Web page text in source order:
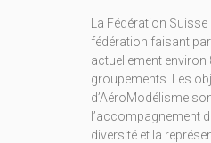
La Fédération
fédération faisant
actuellement
groupements. Les
d’AéroModélisme
l’accompagnement
diversité et la